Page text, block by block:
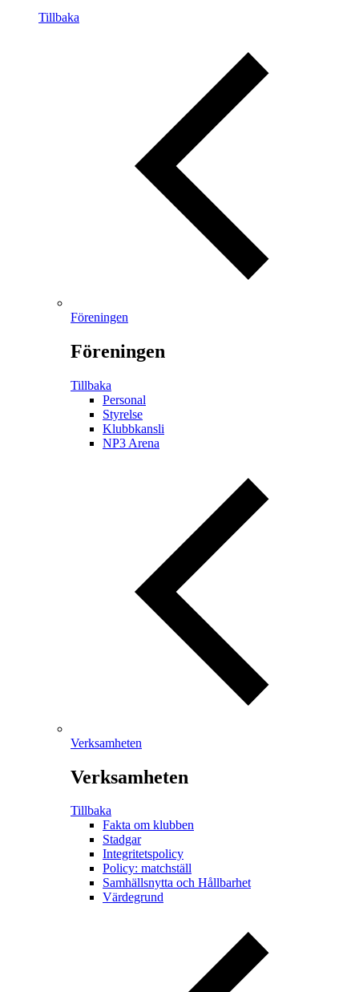
Tillbaka
Föreningen
Föreningen
Tillbaka
Personal
Styrelse
Klubbkansli
NP3 Arena
Verksamheten
Verksamheten
Tillbaka
Fakta om klubben
Stadgar
Integritetspolicy
Policy: matchställ
Samhällsnytta och Hållbarhet
Värdegrund